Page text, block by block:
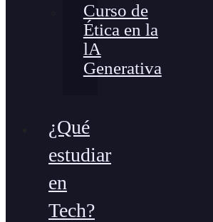
Curso de
Ética en la
lA
Generativa
¿Qué
estudiar
en
Tech?